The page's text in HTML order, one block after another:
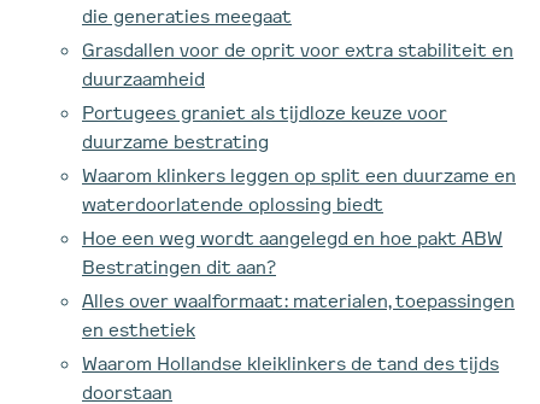
die generaties meegaat
Grasdallen voor de oprit voor extra stabiliteit en
duurzaamheid
Portugees graniet als tijdloze keuze voor
duurzame bestrating
Waarom klinkers leggen op split een duurzame en
waterdoorlatende oplossing biedt
Hoe een weg wordt aangelegd en hoe pakt ABW
Bestratingen dit aan?
Alles over waalformaat: materialen, toepassingen
en esthetiek
Waarom Hollandse kleiklinkers de tand des tijds
doorstaan